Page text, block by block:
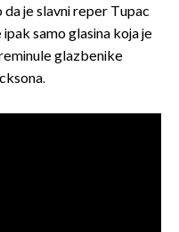
je slavni reper Tupac
samo glasina koja je
glazbenike